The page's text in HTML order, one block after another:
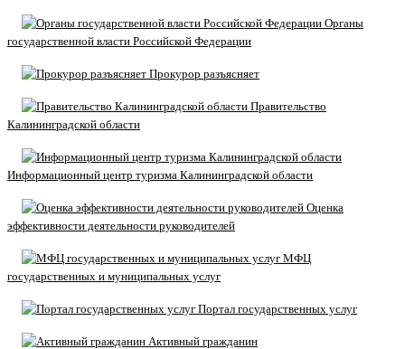
Органы
государственной власти Российской Федерации
Прокурор разъясняет
Правительство
Калининградской области
Информационный центр туризма Калининградской области
Оценка
эффективности деятельности руководителей
МФЦ
государственных и муниципальных услуг
Портал государственных услуг
Активный гражданин